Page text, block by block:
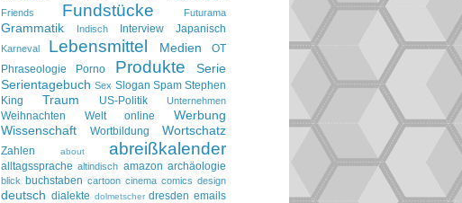
Friends Fundstücke Futurama
Grammatik Indisch Interview Japanisch
Karneval Lebensmittel Medien
OT
Phraseologie
Porno Produkte
Serie
Serientagebuch Sex Slogan Spam Stephen
King
Traum US-Politik Unternehmen
Weihnachten Welt online
Werbung
Wissenschaft
Wortbildung Wortschatz
Zahlen about abreißkalender
alltagssprache altindisch amazon archäologie
blick buchstaben cartoon cinema comics design
deutsch dialekte dolmetscher dresden emails